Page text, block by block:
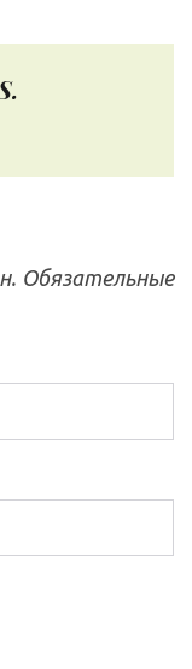
Обязательные